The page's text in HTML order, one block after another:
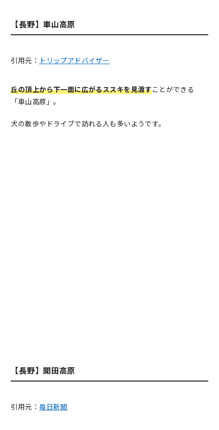
【長野】車山高原
引用元： トリップアドバイザー
丘の頂上から下一面に広がるススキを見渡すことができる
「車山高原」。
犬の散歩やドライブで訪れる人も多いようです。
【長野】開田高原
引用元： 毎日新聞